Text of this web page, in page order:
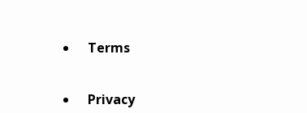
Terms
Privacy